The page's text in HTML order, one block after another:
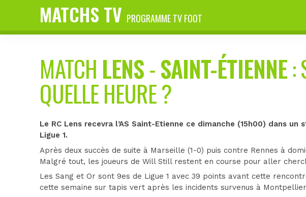
MATCHS TV PROGRAMME TV FOOT
MATCH LENS-SAINT-ÉTIENNE:
QUELLE HEURE ?
Le RC Lens recevra l’AS Saint-Etienne ce dimanche (15h00) dans
Ligue 1.
Après deux succès de suite à Marseille (1-0) puis contre Rennes à
Malgré tout, les joueurs de Will Still restent en course pour aller
Les Sang et Or sont 9es de Ligue 1 avec 39 points avant cette
cette semaine sur tapis vert après les incidents survenus à